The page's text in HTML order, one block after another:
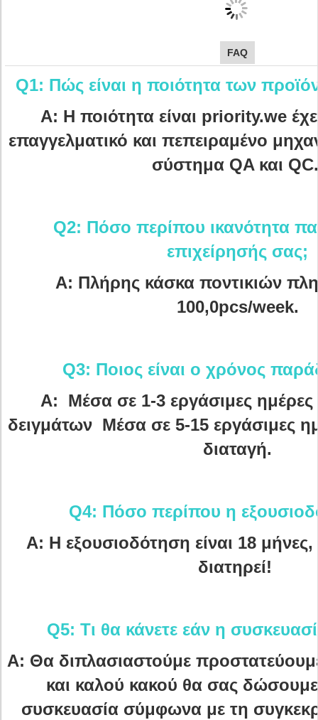
FAQ
Q1: Πώς είναι η ποιότητα των
Α: Η ποιότητα είναι priority.we
επαγγελματικό και πεπειραμένο
σύστημα QA και
Q2: Πόσο περίπου ικανότητα
επιχείρησής σας;
Α: Πλήρης κάσκα ποντικιών
100,0pcs/week.
Q3: Ποιος είναι ο χρόνος
Α: Μέσα σε 1-3 εργάσιμες ημέρες
δειγμάτων Μέσα σε 5-15 εργάσιμες
διαταγή.
Q4: Πόσο περίπου η
Α: Η εξουσιοδότηση είναι 18
διατηρεί!
Q5: Τι θα κάνετε εάν η
Α: Θα διπλασιαστούμε
και καλού κακού θα σας
συσκευασία σύμφωνα με τη